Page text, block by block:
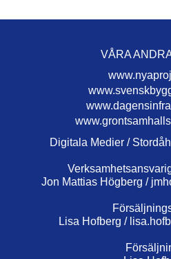
VÅRA
Digitala Medier /
Jon Mattias Högberg /
Lisa Hofberg /